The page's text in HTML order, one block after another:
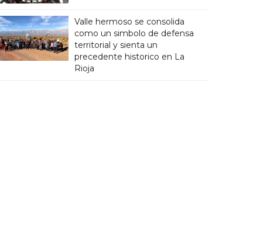
Valle hermoso se consolida
como un simbolo de defensa
territorial y sienta un
precedente historico en La
Rioja